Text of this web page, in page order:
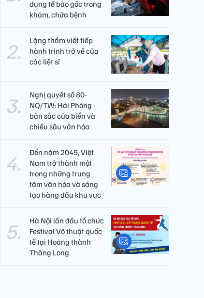
dụng tế bào gốc trong
khám, chữa bệnh
Lặng thầm viết tiếp
hành trình trở về của
các liệt sĩ​
Nghị quyết số 80-
NQ/TW: Hải Phòng -
bản sắc cửa biển và
chiều sâu văn hóa
Đến năm 2045, Việt
Nam trở thành một
trong những trung
tâm văn hóa và sáng
tạo hàng đầu khu vực
Hà Nội lần đầu tổ chức
Festival Võ thuật quốc
tế tại Hoàng thành
Thăng Long